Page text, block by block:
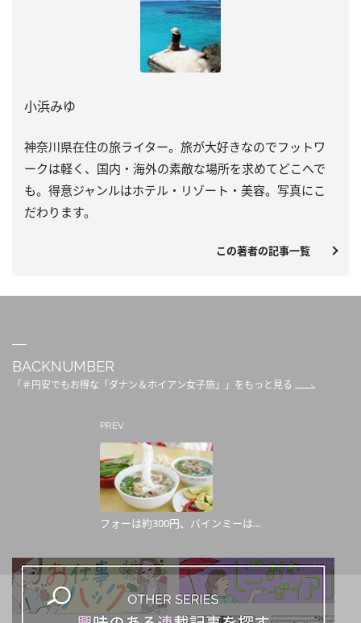
小浜みゆ
神奈川県在住の旅ライター。旅が大好きなのでフットワ
ークは軽く、国内・海外の素敵な場所を求めてどこへで
も。得意ジャンルはホテル・リゾート・美容。写真にこ
だわります。
この著者の記事一覧
BACKNUMBER
「＃円安でもお得な「ダナン＆ホイアン女子旅」」をもっと見る
PREV
フォーは約300円、バインミーは...